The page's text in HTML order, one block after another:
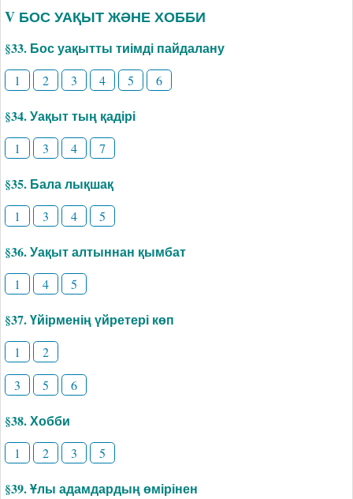
V БОС УАҚЫТ ЖӘНЕ ХОББИ
§33. Бос уақытты тиімді пайдалану
1 2 3 4 5 6
§34. Уақыт тың қадірі
1 3 4 7
§35. Бала лықшақ
1 3 4 5
§36. Уақыт алтыннан қымбат
1 4 5
§37. Үйірменің үйретері көп
1
2
3
5 6
§38. Хобби
1 2 3 5
§39. Ұлы адамдардың өмірінен